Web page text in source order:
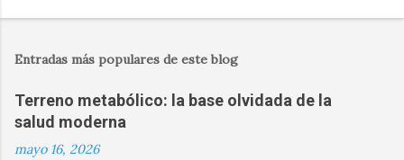
Entradas más populares de este blog
Terreno metabólico: la base olvidada de la
salud moderna
mayo 16, 2026